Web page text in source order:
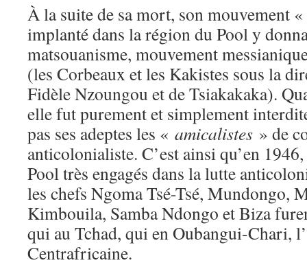
À la suite de sa mort, son mouvement
implanté dans la région du Pool y
matsouanisme, mouvement
(les Corbeaux et les Kakistes sous la
Fidèle Nzoungou et de Tsiakakaka).
elle fut purement et simplement
pas ses adeptes les « amicalistes » de
anticolonialiste. C’est ainsi qu’en
Pool très engagés dans la lutte
les chefs Ngoma Tsé-Tsé, Mundongo,
Kimbouila, Samba Ndongo et Biza
qui au Tchad, qui en Oubangui-Chari,
Centrafricaine.